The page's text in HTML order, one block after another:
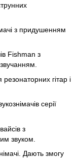
з придушенням
Fishman з
гітар і
серії
з
звуком.
Дають змогу